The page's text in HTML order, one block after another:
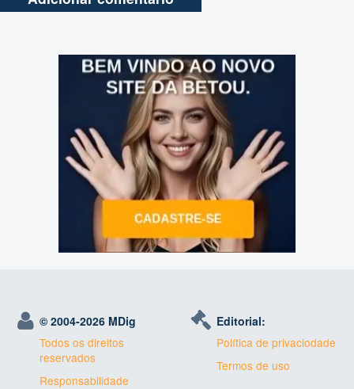
© 2004-2026 MDig
Todos os direitos
reservados
Responsabilidade
Editorial:
Política de privaciodade
Termos de uso